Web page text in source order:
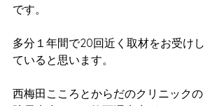
です。
多分１年間で20回近く取材をお受けし
ていると思います。
西梅田こころとからだのクリニックの